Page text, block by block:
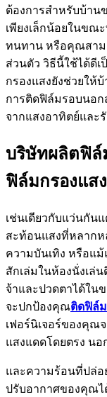
ต้องการสำหรับบ้าน
เพียงเล็กน้อยในขณ
ทนทาน หรือคุณสาม
ส่วนตัว วิธีนี้ใช้ได้ดี
กรองแสงยังช่วยให้
การติดฟิล์มรอบนอ
จากแสงอาทิตย์และ
บริษัทผลิตฟิล์
ฟิล์มกรองแสง
เช่นเดียวกับแว่นกัน
สะท้อนแสงที่หลาก
ความบันเทิง หรือแ
สักเล่มในห้องนั่งเล่
จ้าและปวดตาได้ใ
จะปกป้องคุณติดฟิล์
เฟอร์นิเจอร์ของคุ
แสงแดดโดยตรง น
และความร้อนที่ปล่อ
ปรับอากาศของคุณไ